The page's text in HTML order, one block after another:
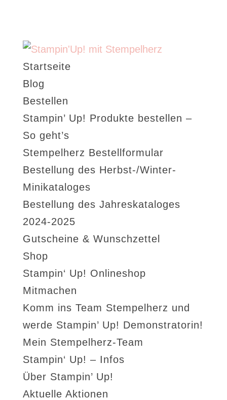
Startseite
Blog
Bestellen
Stampin’ Up! Produkte bestellen –
So geht’s
Stempelherz Bestellformular
Bestellung des Herbst-/Winter-
Minikataloges
Bestellung des Jahreskataloges
2024-2025
Gutscheine & Wunschzettel
Shop
Stampin‘ Up! Onlineshop
Mitmachen
Komm ins Team Stempelherz und
werde Stampin’ Up! Demonstratorin!
Mein Stempelherz-Team
Stampin‘ Up! – Infos
Über Stampin’ Up!
Aktuelle Aktionen